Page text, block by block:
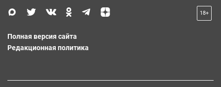
18+
Полная версия сайта
Редакционная политика